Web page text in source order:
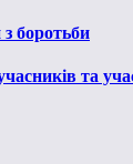
боротьби
та